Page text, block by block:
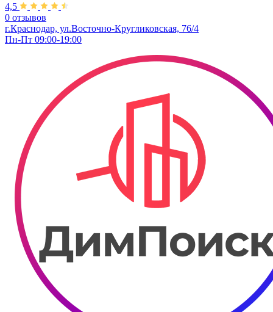
4,5
0 отзывов
г.Краснодар, ул.Восточно-Кругликовская, 76/4
Пн-Пт 09:00-19:00